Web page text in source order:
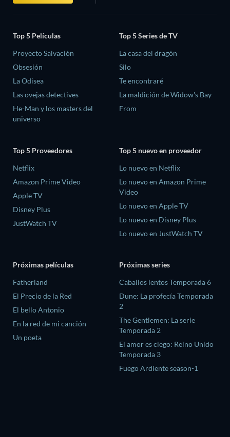
Top 5 Películas
Proyecto Salvación
Obsesión
La Odisea
Las ovejas detectives
He-Man y los masters del
universo
Top 5 Series de TV
La casa del dragón
Silo
Te encontraré
La maldición de Widow's Bay
From
Top 5 Proveedores
Netflix
Amazon Prime Video
Apple TV
Disney Plus
JustWatch TV
Top 5 nuevo en proveedor
Lo nuevo en Netflix
Lo nuevo en Amazon Prime
Video
Lo nuevo en Apple TV
Lo nuevo en Disney Plus
Lo nuevo en JustWatch TV
Próximas películas
Fatherland
El Precio de la Red
El bello Antonio
En la red de mi canción
Un poeta
Próximas series
Caballos lentos Temporada 6
Dune: La profecía Temporada
2
The Gentlemen: La serie
Temporada 2
El amor es ciego: Reino Unido
Temporada 3
Fuego Ardiente season-1